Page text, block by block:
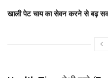
खाली पेट चाय का सेवन करने से बढ़